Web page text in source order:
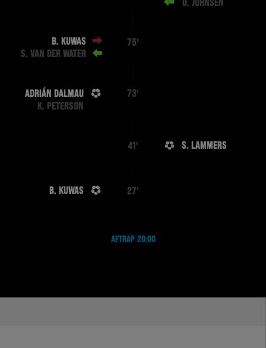
D. JOHNSEN
B. KUWAS
S. VAN DER WATER
75'
ADRIÁN DALMAU
K. PETERSON
73'
41' S. LAMMERS
B. KUWAS 27'
AFTRAP 20:00